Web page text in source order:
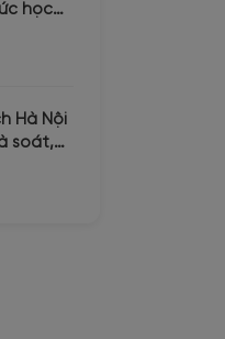
học
Hà Nội
soát,